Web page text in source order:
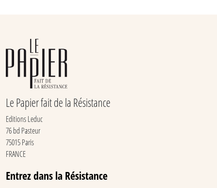
Le Papier fait de la Résistance
Editions Leduc
76 bd Pasteur
75015 Paris
FRANCE
Entrez dans la Résistance